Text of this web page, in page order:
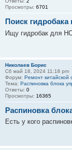
Просмотры: 6701
Поиск гидробака
Ищу гидробак для
Николаев Борис
Сб май 18, 2024 11:18 pm
Форум: Ремонт китайской
Тема: Распиновка блока
Ответы: 0
Просмотры: 16365
Распиновка
Есть у кого